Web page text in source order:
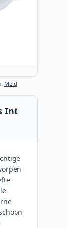
Meld
Int